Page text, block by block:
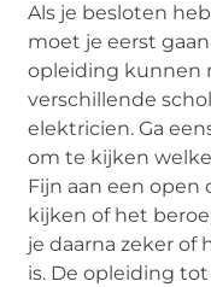
Als je besloten
moet je eerst
opleiding kunnen
verschillende
elektricien. Ga
om te kijken
Fijn aan een open
kijken of het
je daarna zeker of
is. De opleiding